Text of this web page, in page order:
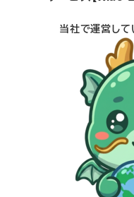
当社で運営して